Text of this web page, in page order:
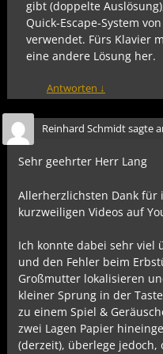
gibt (doppelte
Quick-Escape-System
verwendet. Fürs Klavier
eine andere Lösung her.
Antworten ↓
Reinhard Schmidtsagte
Sehr geehrter Herr Lang
Allerherzlichsten Dank
kurzweiligen Videos auf
Ich konnte dabei sehr viel
und den Fehler beim
Großmutter lokalisieren
kleiner Sprung in der
zu einem Spiel &
zwei Lagen Papier
(derzeit), überlege